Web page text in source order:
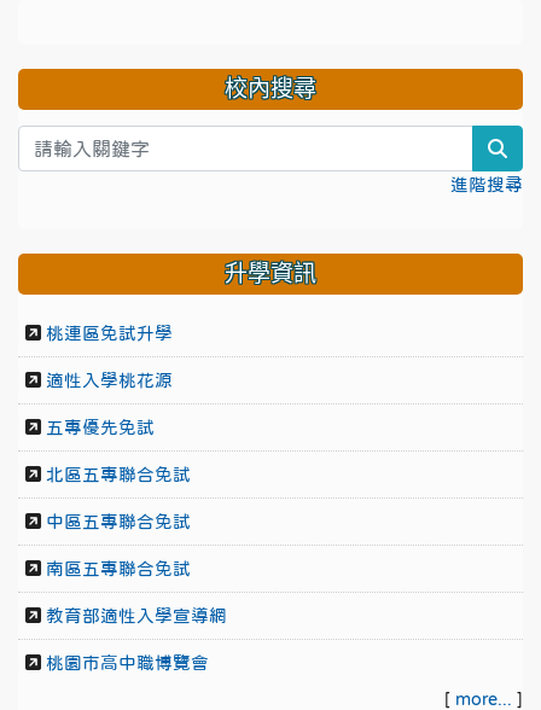
校內搜尋
進階搜尋
升學資訊
桃連區免試升學
適性入學桃花源
五專優先免試
北區五專聯合免試
中區五專聯合免試
南區五專聯合免試
教育部適性入學宣導網
桃園市高中職博覽會
[ more... ]